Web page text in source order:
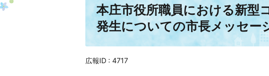
本庄市役所職員における新型
発生についての市長メッセー
広報ID : 4717